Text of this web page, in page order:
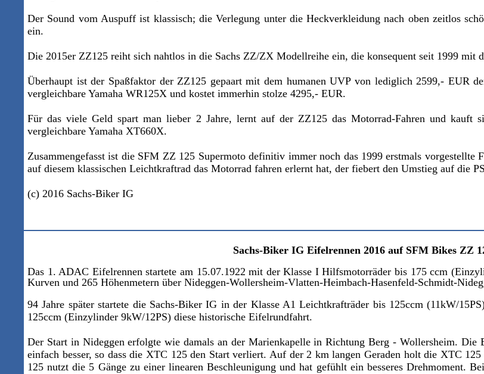
Der Sound vom Auspuff ist klassisch; die Verlegung unter die Heckverkleidung nach oben zeitlos
ein.
Die 2015er ZZ125 reiht sich nahtlos in die Sachs ZZ/ZX Modellreihe ein, die konsequent seit 1999 mit
Überhaupt ist der Spaßfaktor der ZZ125 gepaart mit dem humanen UVP von lediglich 2599,- EUR
vergleichbare Yamaha WR125X und kostet immerhin stolze 4295,- EUR.
Für das viele Geld spart man lieber 2 Jahre, lernt auf der ZZ125 das Motorrad-Fahren und kauft
vergleichbare Yamaha XT660X.
Zusammengefasst ist die SFM ZZ 125 Supermoto definitiv immer noch das 1999 erstmals vorgestellte
auf diesem klassischen Leichtkraftrad das Motorrad fahren erlernt hat, der fiebert den Umstieg auf die
(c) 2016 Sachs-Biker IG
Sachs-Biker IG Eifelrennen 2016 auf SFM Bikes ZZ
Das 1. ADAC Eifelrennen startete am 15.07.1922mit der Klasse I Hilfsmotorräder bis 175 ccm
Kurven und 265 Höhenmetern über Nideggen-Wollersheim-Vlatten-Heimbach-Hasenfeld-Schmidt-
94 Jahre später startete die Sachs-Biker IG in der Klasse A1 Leichtkrafträder bis 125ccm (11kW/
125ccm (Einzylinder 9kW/12PS) diese historische Eifelrundfahrt.
Der Start in Nideggen erfolgte wie damals an der Marienkapelle in Richtung Berg - Wollersheim. Die
einfach besser, so dass die XTC 125 den Start verliert. Auf der 2 km langen Geraden holt die XTC
125 nutzt die 5 Gänge zu einer linearen Beschleunigung und hat gefühlt ein besseres Drehmoment.